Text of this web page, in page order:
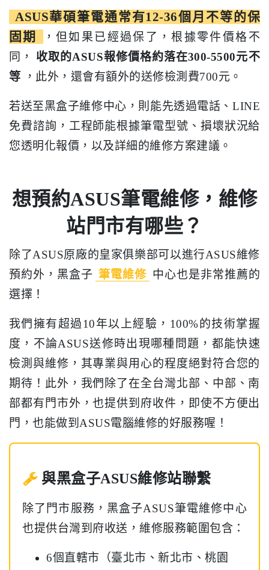
ASUS華碩筆電通常有12-36個月不等的保
固期
，但如果已經過保了，根據零件價格不
同，
收取的ASUS報修價格約落在300-5500元不
等
，此外，還會有額外的送修檢測費700元。
若送至黑盒子維修中心，則能先透過電話、LINE
免費諮詢，工程師能根據筆電型號、損壞狀況給
您透明化報價，以及詳細的維修方案建議。
想預約ASUS筆電維修，維修
站門市有哪些？
除了ASUS原廠的皇家俱樂部可以進行ASUS維修
預約外，黑盒子 筆電維修 中心也是非常推薦的
選擇！
我們擁有超過10年以上經驗，100%的技術掌握
度，不論ASUS送修時出現哪種問題，都能快速
檢測與維修，其專業與用心的程度絕對符合您的
期待！此外，我們除了在全台灣北部、中部、南
部都有門市外，也提供到府收件，即使不方便出
門，也能做到ASUS電腦維修的好服務喔！
與黑盒子ASUS維修站聯繫
除了門市服務，黑盒子ASUS筆電維修中心
也提供台灣到府收送，維修服務範圍包含：
6個直轄市（臺北市、新北市、桃園